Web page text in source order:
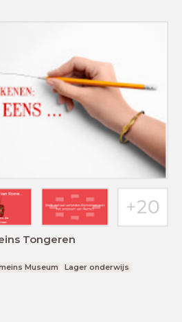
Tongeren
Museum Lager onderwijs